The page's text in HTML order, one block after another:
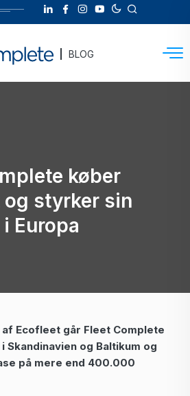
BLOG
køber
og styrker sin
Europa
Ecofleet går Fleet Complete
Skandinavien og Baltikum og
på mere end 400.000